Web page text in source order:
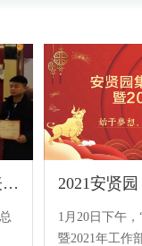
告
特色
殡葬
安贤百
遵义大辰山2020年年终总结会暨表彰大会 2021安贤
1月20日下午
暨2021年工作